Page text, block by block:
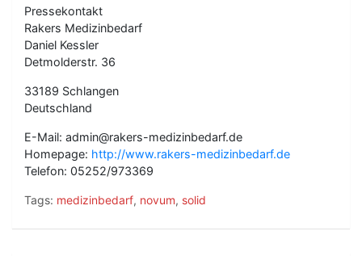
Pressekontakt
Rakers Medizinbedarf
Daniel Kessler
Detmolderstr. 36
33189 Schlangen
Deutschland
E-Mail: admin@rakers-medizinbedarf.de
Homepage: http://www.rakers-medizinbedarf.de
Telefon: 05252/973369
Tags: medizinbedarf, novum, solid